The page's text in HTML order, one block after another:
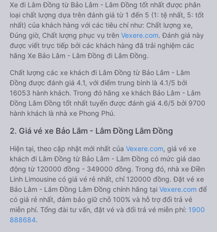
Xe đi Lâm Đồng từ Bảo Lâm - Lâm Đồng tốt nhất được phân
loại chất lượng dựa trên đánh giá từ 1 đến 5 (1: tệ nhất, 5: tốt
nhất) của khách hàng với các tiêu chí như: Chất lượng xe,
Đúng giờ, Chất lượng phục vụ trên Vexere.com. Đánh giá này
được viết trực tiếp bởi các khách hàng đã trải nghiệm các
hãng Xe Bảo Lâm - Lâm Đồng đi Lâm Đồng.
Chất lượng các xe khách đi Lâm Đồng từ Bảo Lâm - Lâm
Đồng được đánh giá 4.1, với điểm trung bình là 4.1/5 bởi
16053 hành khách. Trong đó hãng xe khách Bảo Lâm - Lâm
Đồng Lâm Đồng tốt nhất tuyến được đánh giá 4.6/5 bởi 9700
hành khách là nhà xe Phong Phú.
2. Giá vé xe Bảo Lâm - Lâm Đồng Lâm Đồng
Hiện tại, theo cập nhật mới nhất của Vexere.com, giá vé xe
khách đi Lâm Đồng từ Bảo Lâm - Lâm Đồng có mức giá dao
động từ 120000 đồng - 349000 đồng. Trong đó, nhà xe Điền
Linh Limousine có giá vé rẻ nhất, chỉ 120000 đồng. Đặt vé xe
Bảo Lâm - Lâm Đồng Lâm Đồng chính hãng tại Vexere.com để
có giá rẻ nhất, đảm bảo giữ chỗ 100% và hỗ trợ đổi trả vé
miễn phí. Tổng đài tư vấn, đặt vé và đổi trả vé miễn phí: 1900
888684.